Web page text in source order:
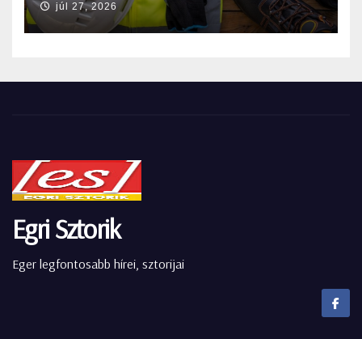
júl 27, 2026
Egri Sztorik
Eger legfontosabb hírei, sztorijai